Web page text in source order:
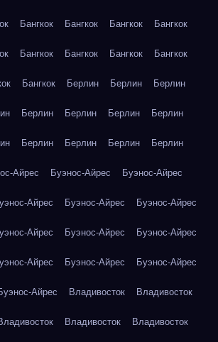
Бангкок Бангкок Бангкок Бангкок
Бангкок Бангкок Бангкок Бангкок
Бангкок Берлин Берлин Берлин
Берлин Берлин Берлин Берлин
Берлин Берлин Берлин Берлин
Айрес Буэнос-Айрес Буэнос-Айрес
Айрес Буэнос-Айрес Буэнос-Айрес
Айрес Буэнос-Айрес Буэнос-Айрес
Айрес Буэнос-Айрес Буэнос-Айрес
Айрес Владивосток Владивосток
Владивосток Владивосток